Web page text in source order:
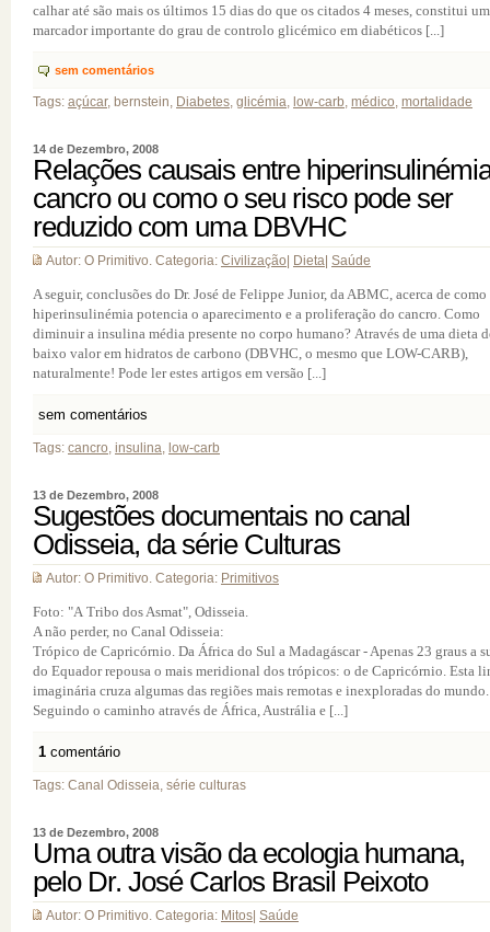
calhar até são mais os últimos 15 dias do que os citados 4 meses, constitui um
marcador importante do grau de controlo glicémico em diabéticos [...]
sem comentários
Tags: açúcar, bernstein, Diabetes, glicémia, low-carb, médico, mortalidade
14 de Dezembro, 2008
Relações causais entre
cancro ou como o seu risco pode ser
reduzido com uma DBVHC
Autor: O Primitivo. Categoria: Civilização Dieta Saúde
A seguir, conclusões do Dr. José de Felippe Junior, da ABMC, acerca de como
hiperinsulinémia potencia o aparecimento e a proliferação do cancro. Como
diminuir a insulina média presente no corpo humano? Através de uma dieta
baixo valor em hidratos de carbono (DBVHC, o mesmo que LOW-CARB),
naturalmente! Pode ler estes artigos em versão [...]
sem comentários
Tags: cancro, insulina, low-carb
13 de Dezembro, 2008
Sugestões documentais no canal
Odisseia, da série Culturas
Autor: O Primitivo. Categoria: Primitivos
Foto: "A Tribo dos Asmat", Odisseia.
A não perder, no Canal Odisseia:
Trópico de Capricórnio. Da África do Sul a Madagáscar - Apenas 23 graus a
do Equador repousa o mais meridional dos trópicos: o de Capricórnio. Esta
imaginária cruza algumas das regiões mais remotas e inexploradas do mundo.
Seguindo o caminho através de África, Austrália e [...]
1 comentário
Tags: Canal Odisseia, série culturas
13 de Dezembro, 2008
Uma outra visão da ecologia humana,
pelo Dr. José Carlos Brasil Peixoto
Autor: O Primitivo. Categoria: Mitos Saúde